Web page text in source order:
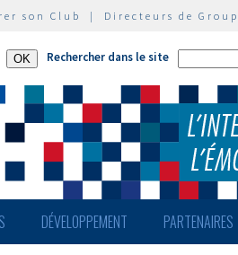
son Club | Directeurs de
Rechercher dans le site
DÉVELOPPEMENT PARTENAIRES